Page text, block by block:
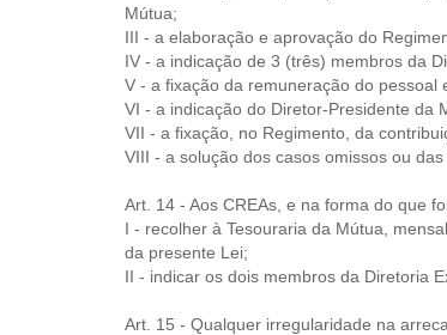
Mútua;
III - a elaboração e aprovação do
IV - a indicação de 3 (três) membros da
V - a fixação da remuneração do pessoal
VI - a indicação do Diretor-Presidente da
VII - a fixação, no Regimento, da
VIII - a solução dos casos omissos ou
Art. 14 - Aos CREAs, e na forma do que
I - recolher à Tesouraria da Mútua,
da presente Lei;
II - indicar os dois membros da Diretoria
Art. 15 - Qualquer irregularidade na